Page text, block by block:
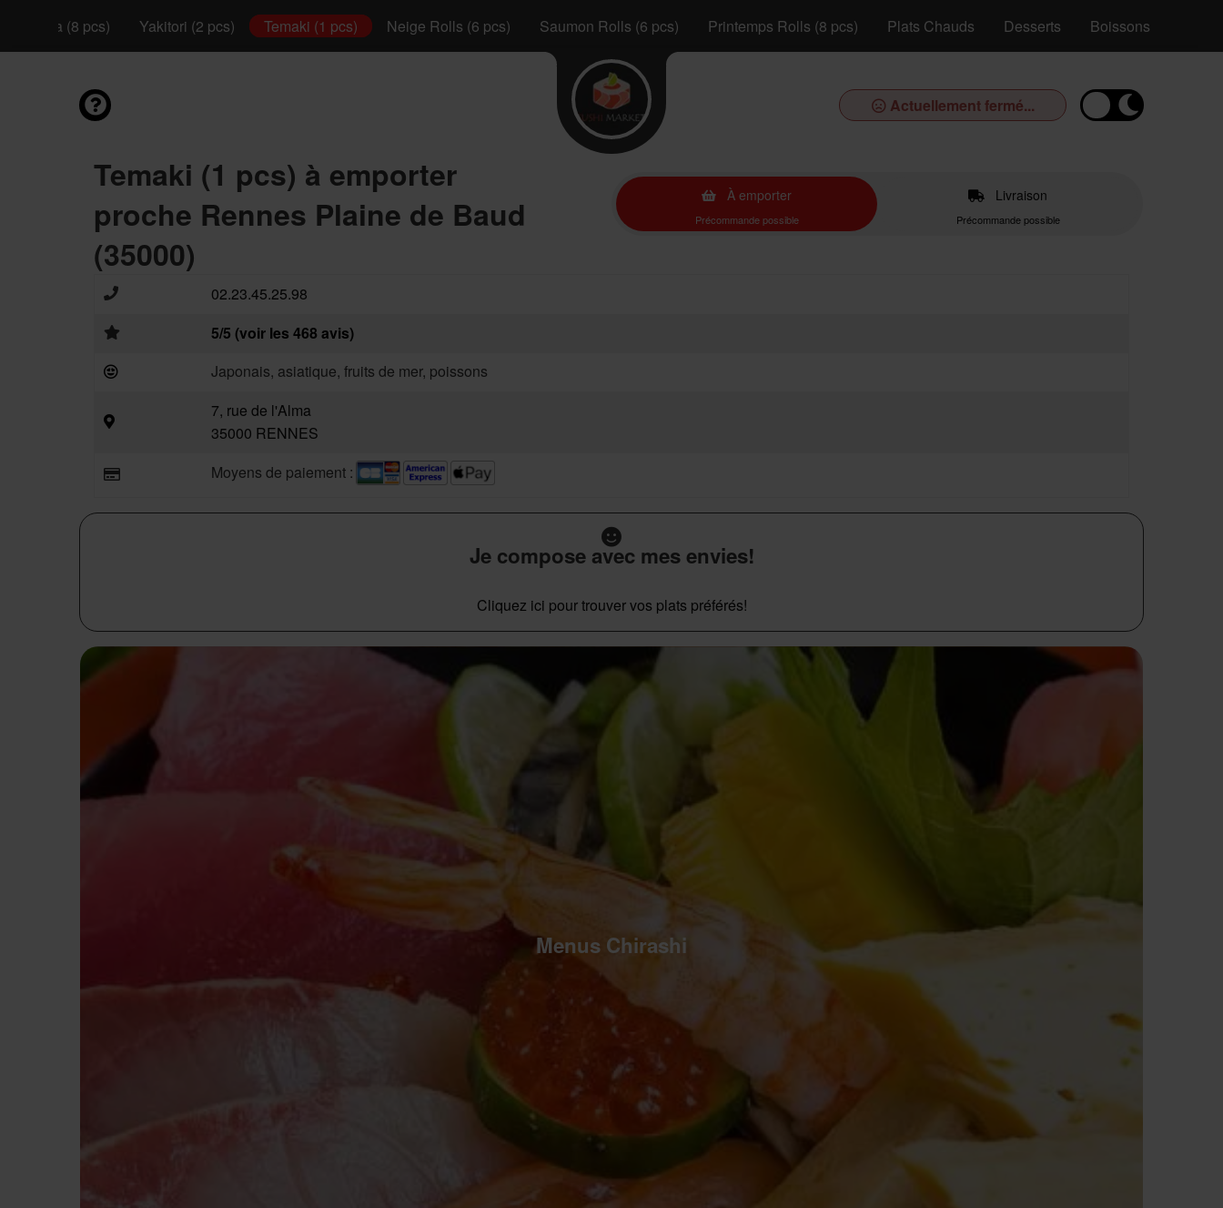
California (8 pcs) Yakitori (2 pcs) Temaki (1 pcs) Neige Rolls (6 pcs) Saumon Rolls (6 pcs) Printemps Rolls (8 pcs) Plats Chauds Desserts Boissons
Actuellement fermé...
Temaki (1 pcs) à emporter
proche Rennes Plaine de Baud
(35000)
À emporter
Précommande possible
Livraison
Précommande possible
02.23.45.25.98
5/5 (voir les 468 avis)
Japonais, asiatique, fruits de mer, poissons
7, rue de l'Alma
35000 RENNES
Moyens de paiement :
Je compose avec mes envies!
Cliquez ici pour trouver vos plats préférés!
Menus Chirashi